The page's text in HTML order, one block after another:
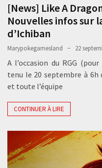
[News] Like A
Nouvelles infos sur
d’Ichiban
Marypokegamesland 22
A l’occasion du RGG
tenu le 20 septembre à 6h
et toute l’équipe
CONTINUER À LIRE